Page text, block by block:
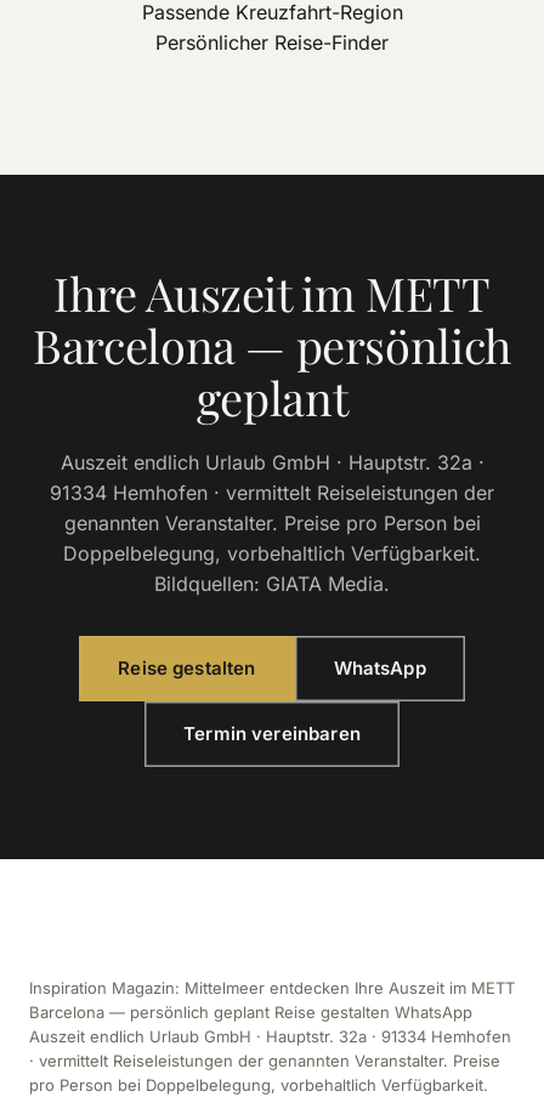
Passende Kreuzfahrt-Region
Persönlicher Reise-Finder
Ihre Auszeit im METT
Barcelona — persönlich
geplant
Auszeit endlich Urlaub GmbH · Hauptstr. 32a ·
91334 Hemhofen · vermittelt Reiseleistungen der
genannten Veranstalter. Preise pro Person bei
Doppelbelegung, vorbehaltlich Verfügbarkeit.
Bildquellen: GIATA Media.
Reise gestalten WhatsApp
Termin vereinbaren
Inspiration Magazin: Mittelmeer entdecken Ihre Auszeit im METT
Barcelona — persönlich geplant Reise gestalten WhatsApp
Auszeit endlich Urlaub GmbH · Hauptstr. 32a · 91334 Hemhofen
· vermittelt Reiseleistungen der genannten Veranstalter. Preise
pro Person bei Doppelbelegung, vorbehaltlich Verfügbarkeit.